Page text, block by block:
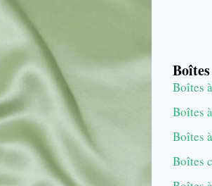
Boîtes
Boîtes
Boîtes
Boîtes